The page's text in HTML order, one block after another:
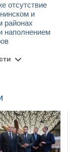
отсутствие
и
районах
наполнением